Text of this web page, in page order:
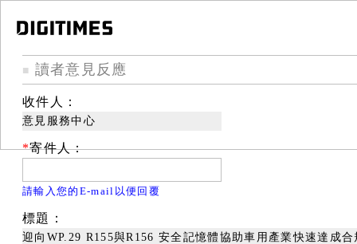
■ 讀者意見反應
收件人：
意見服務中心
*寄件人：
請輸入您的E-mail以便回覆
標題：
迎向WP.29 R155與R156 安全記憶體協助車用產業快速達成